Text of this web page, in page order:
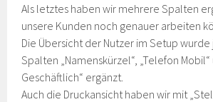
Als letztes haben wir mehrere Spalten
unsere Kunden noch genauer arbeiten
Die Übersicht der Nutzer im Setup
Spalten „Namenskürzel“, „Telefon
Geschäftlich“ ergänzt.
Auch die Druckansicht haben wir mit